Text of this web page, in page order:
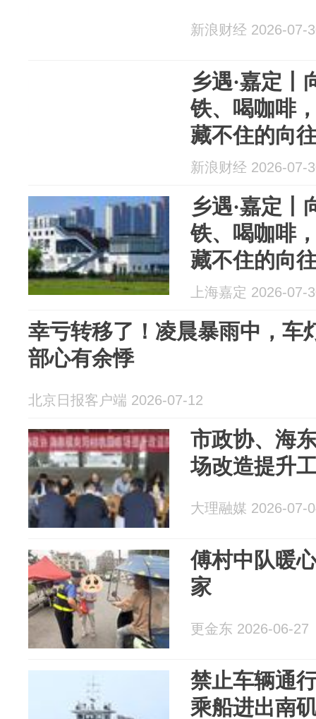
新浪财经 2026-07-
乡遇·嘉定丨
铁、喝咖啡
藏不住的向
新浪财经 2026-07-
乡遇·嘉定丨
铁、喝咖啡
藏不住的向
上海嘉定 2026-07-
幸亏转移了！凌晨暴雨中，车
部心有余悸
北京日报客户端 2026-07-12
市政协、海
场改造提升
大理融媒 2026-07-
傅村中队暖
家
更金东 2026-06-27
禁止车辆通
乘船进出南